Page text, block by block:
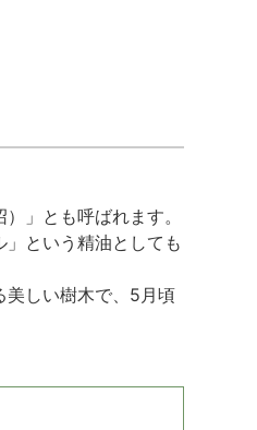
」とも呼ばれます。
という精油としても
美しい樹木で、5月頃